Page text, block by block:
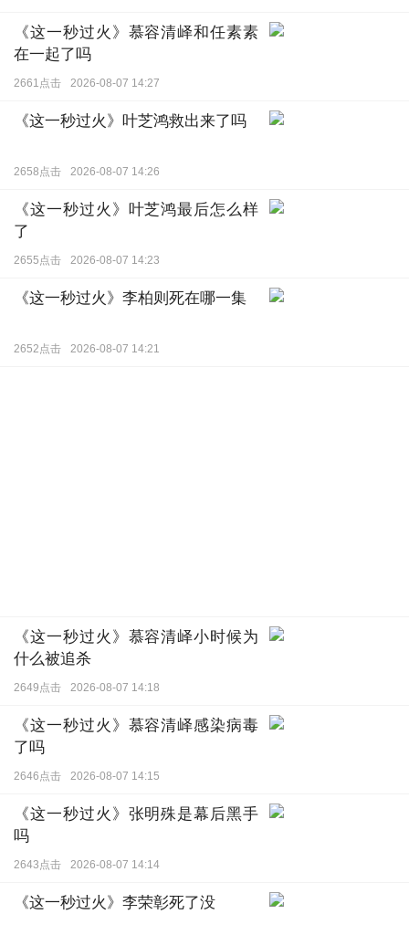
《这一秒过火》慕容清峄和任素素
在一起了吗
2661点击 2026-08-07 14:27
《这一秒过火》叶芝鸿救出来了吗
2658点击 2026-08-07 14:26
《这一秒过火》叶芝鸿最后怎么样
了
2655点击 2026-08-07 14:23
《这一秒过火》李柏则死在哪一集
2652点击 2026-08-07 14:21
《这一秒过火》慕容清峄小时候为
什么被追杀
2649点击 2026-08-07 14:18
《这一秒过火》慕容清峄感染病毒
了吗
2646点击 2026-08-07 14:15
《这一秒过火》张明殊是幕后黑手
吗
2643点击 2026-08-07 14:14
《这一秒过火》李荣彰死了没